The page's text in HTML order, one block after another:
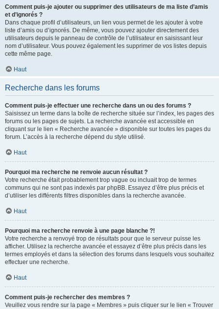
Comment puis-je ajouter ou supprimer des utilisateurs de ma liste d’amis
et d’ignorés ?
Dans chaque profil d’utilisateurs, un lien vous permet de les ajouter à votre
liste d’amis ou d’ignorés. De même, vous pouvez ajouter directement des
utilisateurs depuis le panneau de contrôle de l’utilisateur en saisissant leur
nom d’utilisateur. Vous pouvez également les supprimer de vos listes depuis
cette même page.
Haut
Recherche dans les forums
Comment puis-je effectuer une recherche dans un ou des forums ?
Saisissez un terme dans la boîte de recherche située sur l’index, les pages des
forums ou les pages de sujets. La recherche avancée est accessible en
cliquant sur le lien « Recherche avancée » disponible sur toutes les pages du
forum. L’accès à la recherche dépend du style utilisé.
Haut
Pourquoi ma recherche ne renvoie aucun résultat ?
Votre recherche était probablement trop vague ou incluait trop de termes
communs qui ne sont pas indexés par phpBB. Essayez d’être plus précis et
d’utiliser les différents filtres disponibles dans la recherche avancée.
Haut
Pourquoi ma recherche renvoie à une page blanche ?!
Votre recherche a renvoyé trop de résultats pour que le serveur puisse les
afficher. Utilisez la recherche avancée et essayez d’être plus précis dans les
termes employés et dans la sélection des forums dans lesquels vous souhaitez
effectuer une recherche.
Haut
Comment puis-je rechercher des membres ?
Veuillez vous rendre sur la page « Membres » puis cliquer sur le lien « Trouver